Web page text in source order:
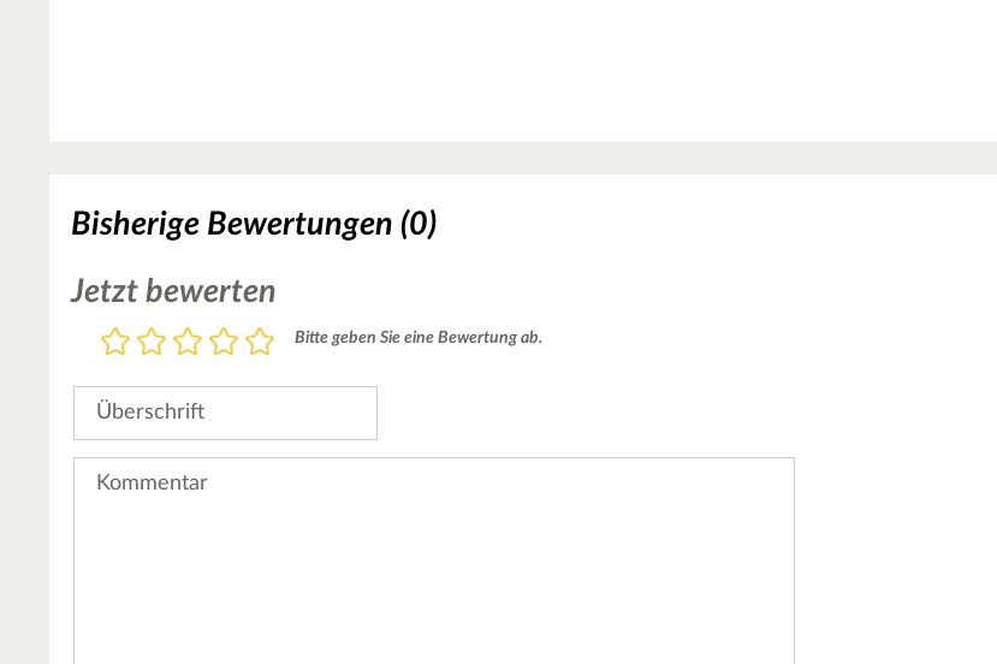
Bisherige Bewertungen (0)
Jetzt bewerten
Bewertung
5
4
3
2
1
Bitte geben Sie eine Bewertung ab.
Überschrift